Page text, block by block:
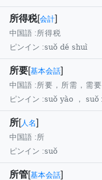
所得税[会計]
中国語 :所得税
ピンイン :suǒ dé shuì
所要[基本会話]
中国語 :所要，所需，需
ピンイン :suǒ yào ，
所[人名]
中国語 :所
ピンイン :suǒ
所管[基本会話]